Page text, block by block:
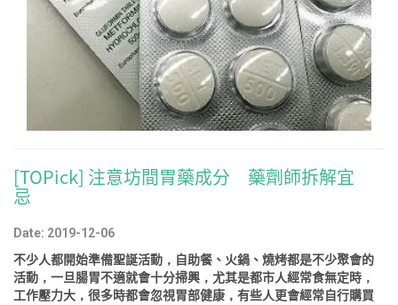
[TOPick] 注意坊間胃藥成分 藥劑師拆解宜
忌
Date: 2019-12-06
不少人都開始準備聖誕活動，自助餐、火鍋、燒烤都是不少聚會的
活動，一旦腸胃不適就會十分掃興，尤其是都市人經常食無定時，
工作壓力大，很多時都會忽視胃部健康，有些人更會經常自行購買